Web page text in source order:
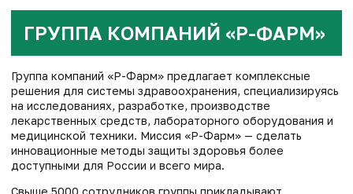
ГРУППА КОМПАНИЙ «Р-ФАРМ»
Группа компаний «Р-Фарм» предлагает комплексные
решения для системы здравоохранения, специализируясь
на исследованиях, разработке, производстве
лекарственных средств, лабораторного оборудования и
медицинской техники. Миссия «Р-Фарм» — сделать
инновационные методы защиты здоровья более
доступными для России и всего мира.
Свыше 5000 сотрудников группы прикладывают